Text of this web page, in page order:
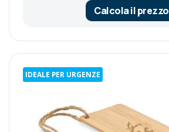
Calcola il prezzo
IDEALE PER URGENZE